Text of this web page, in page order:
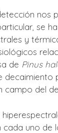
nos
se
y
de Pinus
decaimiento
campo del
cada uno de